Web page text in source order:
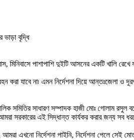
ভাড়া বৃদ্ধি
মিনিবাসে পাশাপাশি দুইটি আসনের একটি খালি
করা যাবে না৷ এমন নির্দেশনা দিয়ে আন্তঃজেলা
সমিতির সাধারণ সম্পাদক হাজী মোঃ গোলাম রসুল
সরকারের এই সিদ্ধান্ত কার্যকর করার জন্য সব
এখনো নির্দেশনা পাইনি, নির্দেশনা পেলে সেই